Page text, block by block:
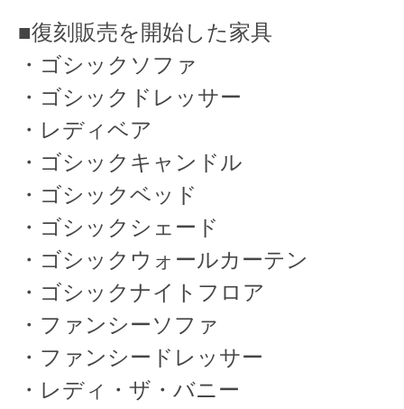
■復刻販売を開始した家具
・ゴシックソファ
・ゴシックドレッサー
・レディベア
・ゴシックキャンドル
・ゴシックベッド
・ゴシックシェード
・ゴシックウォールカーテン
・ゴシックナイトフロア
・ファンシーソファ
・ファンシードレッサー
・レディ・ザ・バニー